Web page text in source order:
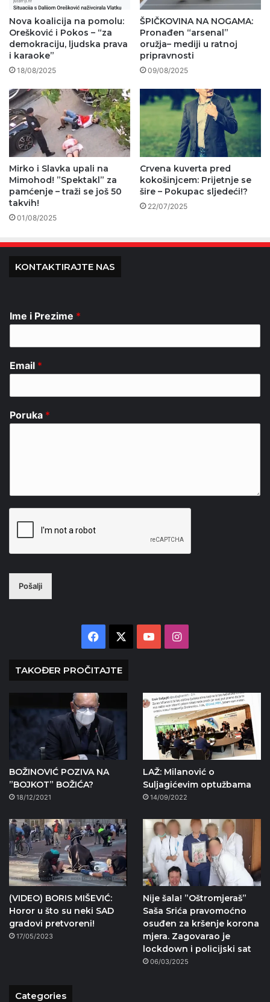
Nova koalicija na pomolu:
Orešković i Pokos – “za
demokraciju, ljudska prava
i karaoke”
18/08/2025
ŠPIČKOVINA NA NOGAMA:
Pronađen “arsenal”
oružja– mediji u ratnoj
pripravnosti
09/08/2025
Mirko i Slavka upali na
Mimohod! ”Spektakl” za
pamćenje – traži se još 50
takvih!
01/08/2025
Crvena kuverta pred
kokošinjcem: Prijetnje se
šire – Pokupac sljedeći!?
22/07/2025
KONTAKTIRAJTE NAS
Ime i Prezime *
Email *
Poruka *
Pošalji
Facebook YouTubeInstagram
TAKOĐER PROČITAJTE
BOŽINOVIĆ POZIVA NA
”BOJKOT” BOŽIĆA?
18/12/2021
LAŽ: Milanović o
Suljagićevim optužbama
14/09/2022
(VIDEO) BORIS MIŠEVIĆ:
Horor u što su neki SAD
gradovi pretvoreni!
17/05/2023
Nije šala! ”Oštromjeraš”
Saša Srića pravomoćno
osuđen za kršenje korona
mjera. Zagovarao je
lockdown i policijski sat
06/03/2025
Categories